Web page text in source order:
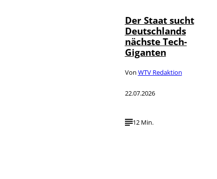
Der Staat sucht
Deutschlands
nächste Tech-
Giganten
Von WTV Redaktion
22.07.2026
12 Min.